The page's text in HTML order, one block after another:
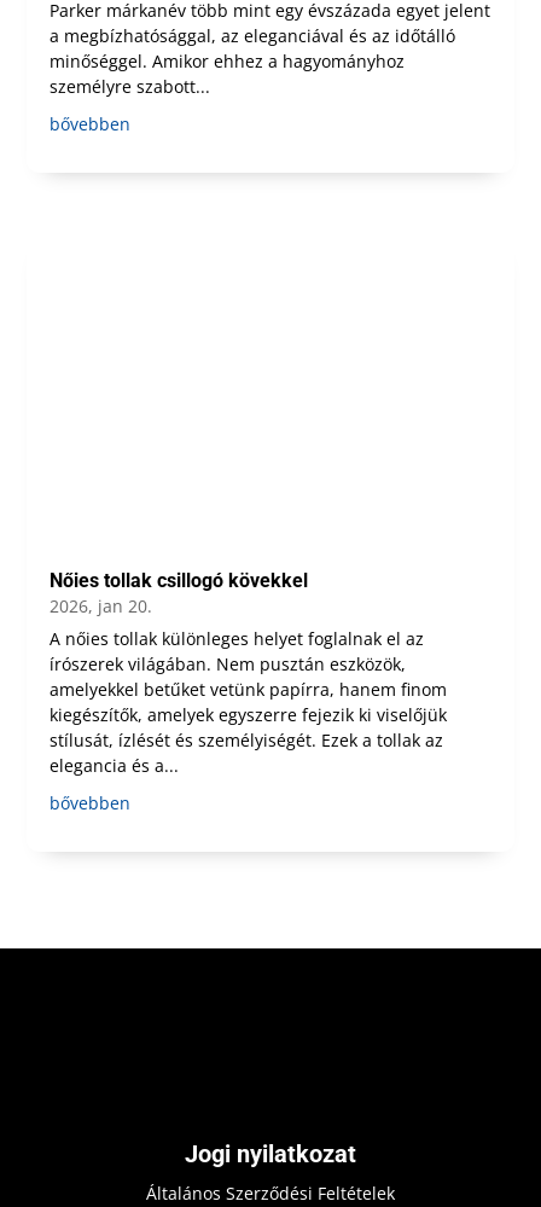
Parker márkanév több mint egy évszázada egyet jelent
a megbízhatósággal, az eleganciával és az időtálló
minőséggel. Amikor ehhez a hagyományhoz
személyre szabott...
bővebben
Nőies tollak csillogó kövekkel
2026, jan 20.
A nőies tollak különleges helyet foglalnak el az
írószerek világában. Nem pusztán eszközök,
amelyekkel betűket vetünk papírra, hanem finom
kiegészítők, amelyek egyszerre fejezik ki viselőjük
stílusát, ízlését és személyiségét. Ezek a tollak az
elegancia és a...
bővebben
Jogi nyilatkozat
Általános Szerződési Feltételek